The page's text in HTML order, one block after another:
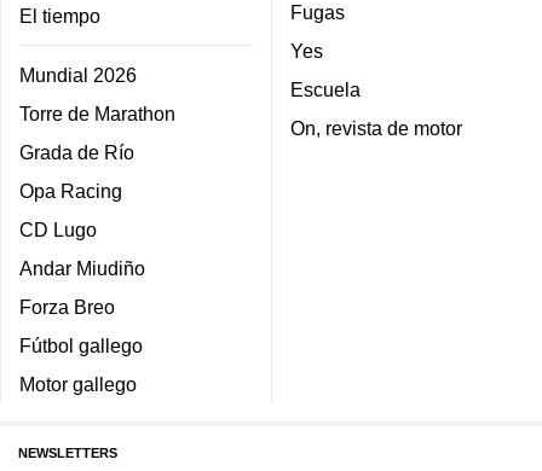
El tiempo
Mundial 2026
Torre de Marathon
Grada de Río
Opa Racing
CD Lugo
Andar Miudiño
Forza Breo
Fútbol gallego
Motor gallego
Fugas
Yes
Escuela
On, revista de motor
NEWSLETTERS